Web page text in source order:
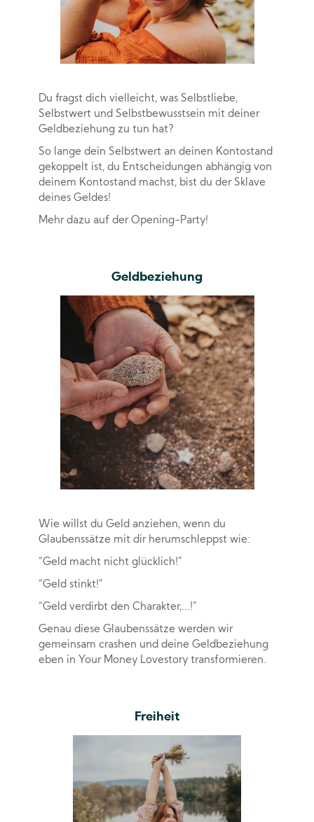
Du fragst dich vielleicht, was Selbstliebe,
Selbstwert und Selbstbewusstsein mit deiner
Geldbeziehung zu tun hat?
So lange dein Selbstwert an deinen Kontostand
gekoppelt ist, du Entscheidungen abhängig von
deinem Kontostand machst, bist du der Sklave
deines Geldes!
Mehr dazu auf der Opening-Party!
Geldbeziehung
Wie willst du Geld anziehen, wenn du
Glaubenssätze mit dir herumschleppst wie:
“Geld macht nicht glücklich!”
“Geld stinkt!”
“Geld verdirbt den Charakter,...!”
Genau diese Glaubenssätze werden wir
gemeinsam crashen und deine Geldbeziehung
eben in Your Money Lovestory transformieren.
Freiheit